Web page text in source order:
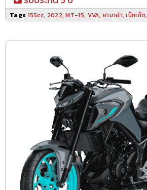
Tags 155cc, 2022,MT-15, VVA,ยามาฮ่า,เน็กเก็ต,